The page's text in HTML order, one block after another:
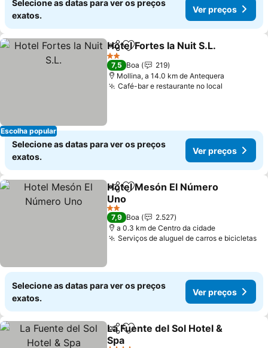
Selecione as datas para ver os preços
exatos.
Ver preços
Escolha popular
PartilharAdicionar aos favoritos
Hotel Fortes la Nuit S.L.
2 Estrelas
7,5 Boa
219
Mollina, a 14.0 km de Antequera
Café-bar e restaurante no local
Selecione as datas para ver os preços
exatos.
Ver preços
PartilharAdicionar aos favoritos
Hotel Mesón El Número
Uno
2 Estrelas
7,9 Boa
2.527
a 0.3 km de Centro da cidade
Serviços de aluguel de carros e bicicletas
Selecione as datas para ver os preços
exatos.
Ver preços
PartilharAdicionar aos favoritos
La Fuente del Sol Hotel &
Spa